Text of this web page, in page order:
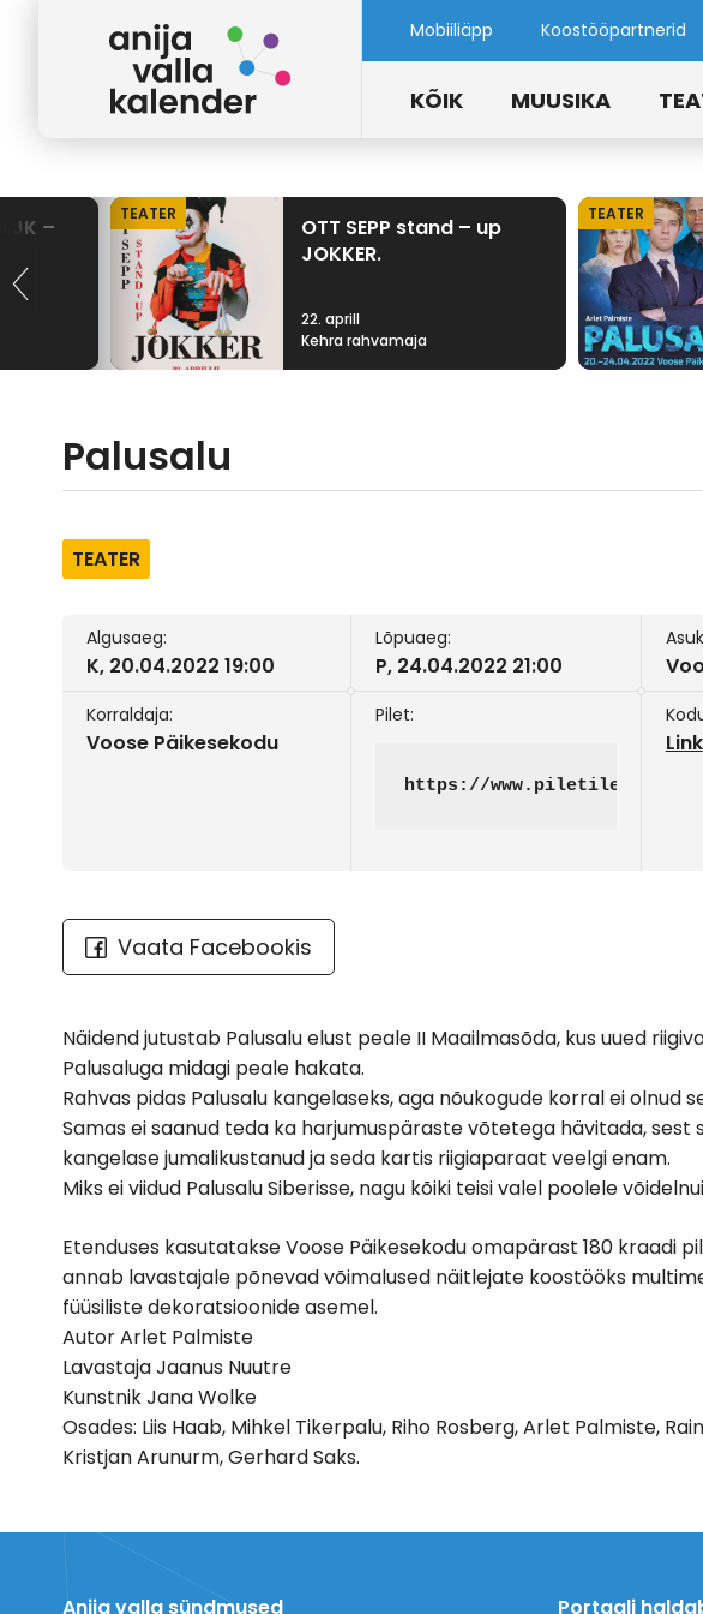
Mobiiliäpp Koostööpartnerid
KÕIK MUUSIKA
JK –
TEATER
OTT SEPP stand – up
JOKKER.
22. aprill
Kehra rahvamaja
TEATER
Palusalu
TEATER
Algusaeg:
K, 20.04.2022 19:00
Lõpuaeg:
P, 24.04.2022 21:00
Korraldaja:
Voose Päikesekodu
Pilet:
https://www.piletilevi.ee/est/
Link
Vaata Facebookis
Näidend jutustab Palusalu elust peale II Maailmasõda, kus uued
Palusaluga midagi peale hakata.
Rahvas pidas Palusalu kangelaseks, aga nõukogude korral ei olnud
Samas ei saanud teda ka harjumuspäraste võtetega hävitada, sest
kangelase jumalikustanud ja seda kartis riigiaparaat veelgi enam.
Miks ei viidud Palusalu Siberisse, nagu kõiki teisi valel poolele
Etenduses kasutatakse Voose Päikesekodu omapärast 180 kraadi
annab lavastajale põnevad võimalused näitlejate koostööks
füüsiliste dekoratsioonide asemel.
Autor Arlet Palmiste
Lavastaja Jaanus Nuutre
Kunstnik Jana Wolke
Osades: Liis Haab, Mihkel Tikerpalu, Riho Rosberg, Arlet Palmiste,
Kristjan Arunurm, Gerhard Saks.
Anija valla sündmused Portaali